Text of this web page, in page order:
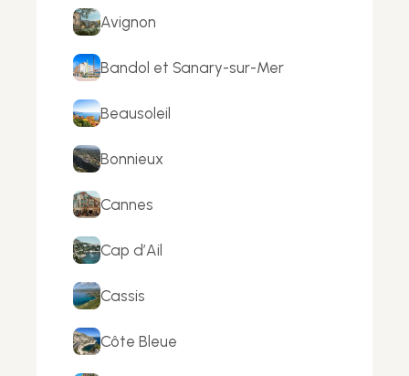
Avignon
Bandol et Sanary-sur-Mer
Beausoleil
Bonnieux
Cannes
Cap d’Ail
Cassis
Côte Bleue